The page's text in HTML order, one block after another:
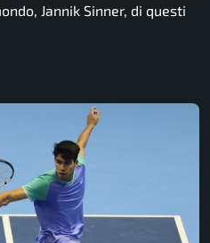
Jannik Sinner, di questi